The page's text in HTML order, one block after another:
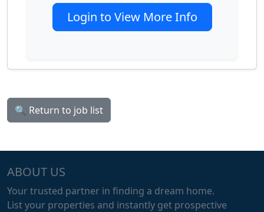
Login to View More Info
🔍 Return to job list
ABOUT US
Your trusted partner in finding a dream home.
List your properties and instantly get prospective